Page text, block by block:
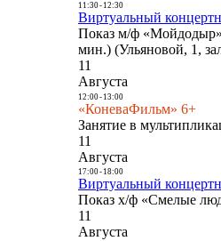
11:30- 12:30
Виртуальный
Показ м/ф
мин.) (Ульяновой, 1,
11
Августа
12:00- 13:00
«КоневаФильм» 6+
Занятие в
11
Августа
17:00- 18:00
Виртуальный
Показ х/ф «Смелые
11
Августа